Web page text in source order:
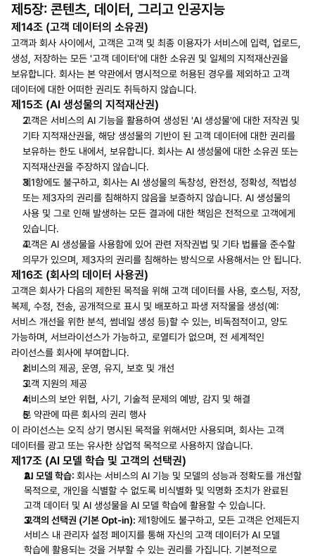
제5장: 콘텐츠, 데이터, 그리고 인공지능
제14조 (고객 데이터의 소유권)
고객과 회사 사이에서, 고객은 고객 및 최종 이용자가 서비스에 입력, 업로드,
생성, 저장하는 모든 '고객 데이터'에 대한 소유권 및 일체의 지적재산권을
보유합니다. 회사는 본 약관에서 명시적으로 허용된 경우를 제외하고 고객
데이터에 대한 어떠한 권리도 취득하지 않습니다.
제15조 (AI 생성물의 지적재산권)
고객은 서비스의 AI 기능을 활용하여 생성된 'AI 생성물'에 대한 저작권 및
기타 지적재산권을, 해당 생성물의 기반이 된 고객 데이터에 대한 권리를
보유하는 한도 내에서, 보유합니다. 회사는 AI 생성물에 대한 소유권 또는
지적재산권을 주장하지 않습니다.
제1항에도 불구하고, 회사는 AI 생성물의 독창성, 완전성, 정확성, 적법성
또는 제3자의 권리를 침해하지 않음을 보증하지 않습니다. AI 생성물의
사용 및 그로 인해 발생하는 모든 결과에 대한 책임은 전적으로 고객에게
있습니다.
고객은 AI 생성물을 사용함에 있어 관련 저작권법 및 기타 법률을 준수할
의무가 있으며, 제3자의 권리를 침해하는 방식으로 사용해서는 안 됩니다.
제16조 (회사의 데이터 사용권)
고객은 회사가 다음의 제한된 목적을 위해 고객 데이터를 사용, 호스팅, 저장,
복제, 수정, 전송, 공개적으로 표시 및 배포하고 파생 저작물을 생성(예:
서비스 개선을 위한 분석, 썸네일 생성 등)할 수 있는, 비독점적이고, 양도
가능하며, 서브라이선스가 가능하고, 로열티가 없으며, 전 세계적인
라이선스를 회사에 부여합니다.
서비스의 제공, 운영, 유지, 보호 및 개선
고객 지원의 제공
서비스의 보안 위협, 사기, 기술적 문제의 예방, 감지 및 해결
본 약관에 따른 회사의 권리 행사
이 라이선스는 오직 상기 명시된 목적을 위해서만 사용되며, 회사는 고객
데이터를 광고 또는 유사한 상업적 목적으로 사용하지 않습니다.
제17조 (AI 모델 학습 및 고객의 선택권)
AI 모델 학습: 회사는 서비스의 AI 기능 및 모델의 성능과 정확도를 개선할
목적으로, 개인을 식별할 수 없도록 비식별화 및 익명화 조치가 완료된
고객 데이터 및 AI 생성물을 AI 모델 학습에 활용할 수 있습니다.
고객의 선택권 (기본 Opt-in): 제1항에도 불구하고, 모든 고객은 언제든지
서비스 내 관리자 설정 페이지를 통해 자신의 고객 데이터가 AI 모델
학습에 활용되는 것을 거부할 수 있는 권리를 가집니다. 기본적으로